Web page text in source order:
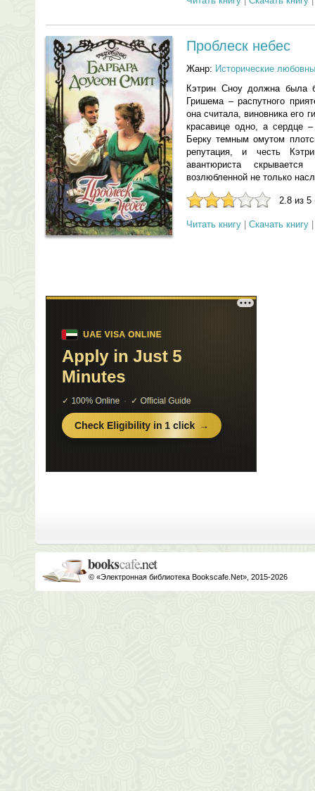
Проблеск небес
Жанр: Исторические
Кэтрин Сноу должна была
Гришема – распутного
она считала, виновника его
красавице одно, а сердце
Берку темным омутом
репутация, и честь
авантюриста
возлюбленной не только
2.8 из 5
Читать книгу Скачать книгу
© «Электронная библиотека Bookscafe.Net», 2015-2026